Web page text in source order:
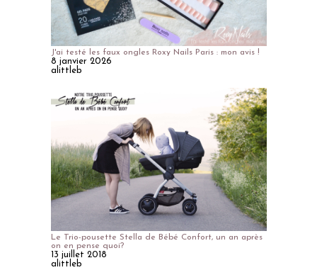
J'ai testé les faux ongles Roxy Nails Paris : mon avis !
8 janvier 2026
alittleb
Le Trio-pousette Stella de Bébé Confort, un an après
on en pense quoi?
13 juillet 2018
alittleb